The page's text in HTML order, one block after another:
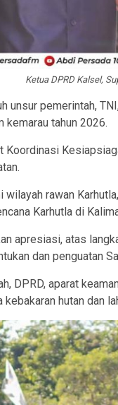
Ketua DPRD Kalsel,
unsur pemerintah,
tahun 2026.
rawan
Karhutla di
apresiasi, atas
dan penguatan
DPRD, aparat
hutan dan